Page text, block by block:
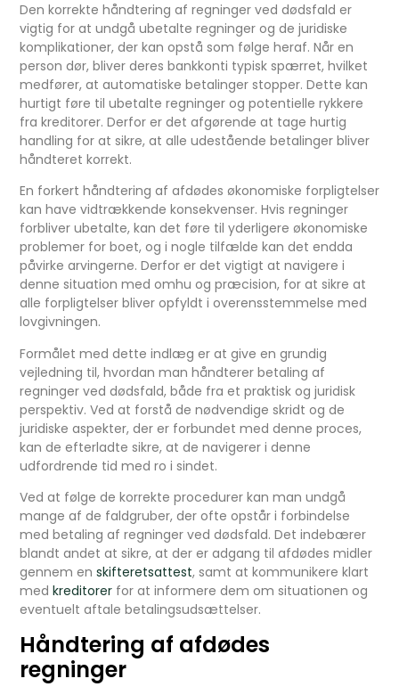
Den korrekte håndtering af regninger ved dødsfald er
vigtig for at undgå ubetalte regninger og de juridiske
komplikationer, der kan opstå som følge heraf. Når en
person dør, bliver deres bankkonti typisk spærret, hvilket
medfører, at automatiske betalinger stopper. Dette kan
hurtigt føre til ubetalte regninger og potentielle rykkere
fra kreditorer. Derfor er det afgørende at tage hurtig
handling for at sikre, at alle udestående betalinger bliver
håndteret korrekt.
En forkert håndtering af afdødes økonomiske forpligtelser
kan have vidtrækkende konsekvenser. Hvis regninger
forbliver ubetalte, kan det føre til yderligere økonomiske
problemer for boet, og i nogle tilfælde kan det endda
påvirke arvingerne. Derfor er det vigtigt at navigere i
denne situation med omhu og præcision, for at sikre at
alle forpligtelser bliver opfyldt i overensstemmelse med
lovgivningen.
Formålet med dette indlæg er at give en grundig
vejledning til, hvordan man håndterer betaling af
regninger ved dødsfald, både fra et praktisk og juridisk
perspektiv. Ved at forstå de nødvendige skridt og de
juridiske aspekter, der er forbundet med denne proces,
kan de efterladte sikre, at de navigerer i denne
udfordrende tid med ro i sindet.
Ved at følge de korrekte procedurer kan man undgå
mange af de faldgruber, der ofte opstår i forbindelse
med betaling af regninger ved dødsfald. Det indebærer
blandt andet at sikre, at der er adgang til afdødes midler
gennem en skifteretsattest, samt at kommunikere klart
med kreditorer for at informere dem om situationen og
eventuelt aftale betalingsudsættelser.
Håndtering af afdødes
regninger